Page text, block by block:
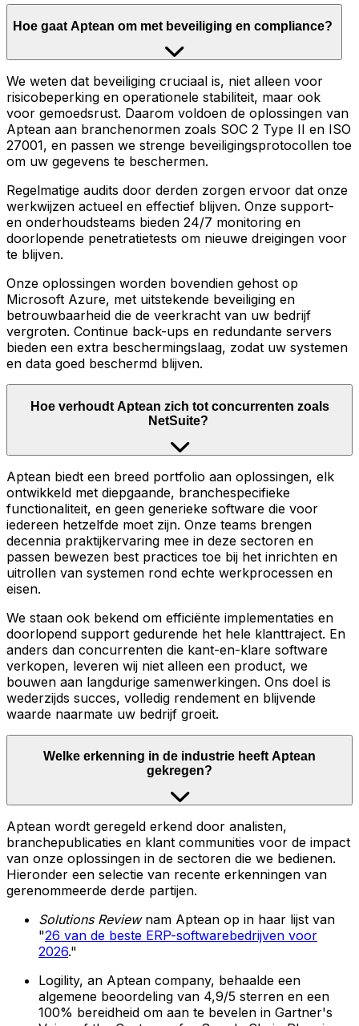
Hoe gaat Aptean om met beveiliging en compliance?
We weten dat beveiliging cruciaal is, niet alleen voor
risicobeperking en operationele stabiliteit, maar ook
voor gemoedsrust. Daarom voldoen de oplossingen van
Aptean aan branchenormen zoals SOC 2 Type II en ISO
27001, en passen we strenge beveiligingsprotocollen toe
om uw gegevens te beschermen.
Regelmatige audits door derden zorgen ervoor dat onze
werkwijzen actueel en effectief blijven. Onze support-
en onderhoudsteams bieden 24/7 monitoring en
doorlopende penetratietests om nieuwe dreigingen voor
te blijven.
Onze oplossingen worden bovendien gehost op
Microsoft Azure, met uitstekende beveiliging en
betrouwbaarheid die de veerkracht van uw bedrijf
vergroten. Continue back-ups en redundante servers
bieden een extra beschermingslaag, zodat uw systemen
en data goed beschermd blijven.
Hoe verhoudt Aptean zich tot concurrenten zoals
NetSuite?
Aptean biedt een breed portfolio aan oplossingen, elk
ontwikkeld met diepgaande, branchespecifieke
functionaliteit, en geen generieke software die voor
iedereen hetzelfde moet zijn. Onze teams brengen
decennia praktijkervaring mee in deze sectoren en
passen bewezen best practices toe bij het inrichten en
uitrollen van systemen rond echte werkprocessen en
eisen.
We staan ook bekend om efficiënte implementaties en
doorlopend support gedurende het hele klanttraject. En
anders dan concurrenten die kant-en-klare software
verkopen, leveren wij niet alleen een product, we
bouwen aan langdurige samenwerkingen. Ons doel is
wederzijds succes, volledig rendement en blijvende
waarde naarmate uw bedrijf groeit.
Welke erkenning in de industrie heeft Aptean
gekregen?
Aptean wordt geregeld erkend door analisten,
branchepublicaties en klant communities voor de impact
van onze oplossingen in de sectoren die we bedienen.
Hieronder een selectie van recente erkenningen van
gerenommeerde derde partijen.
Solutions Reviewnam Aptean op in haar lijst van
"26 van de beste ERP-softwarebedrijven voor
2026."
Logility, an Aptean company, behaalde een
algemene beoordeling van 4,9/5 sterren en een
100% bereidheid om aan te bevelen in Gartner's